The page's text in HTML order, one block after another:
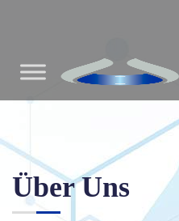
Über Uns